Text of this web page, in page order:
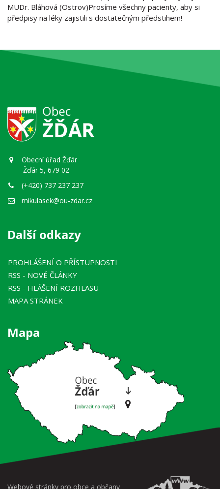
MUDr. Bláhová (Ostrov)Prosíme všechny pacienty, aby si
předpisy na léky zajistili s dostatečným předstihem!
Obecní úřad Žďár
Žďár 5, 679 02
(+420) 737 237 237
mikulasek@ou-zdar.cz
Další odkazy
PROHLÁŠENÍ O PŘÍSTUPNOSTI
RSS - NOVÉ ČLÁNKY
RSS - HLÁŠENÍ ROZHLASU
MAPA STRÁNEK
Mapa
Webové stránky pro obce a občany